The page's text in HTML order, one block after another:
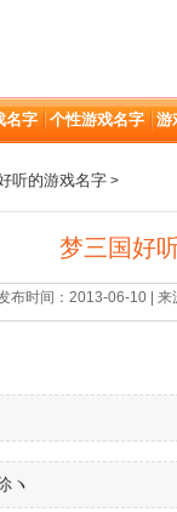
名字 个性游戏名字 游
听的游戏名字 >
梦三国好
布时间：2013-06-10 |
ヽ